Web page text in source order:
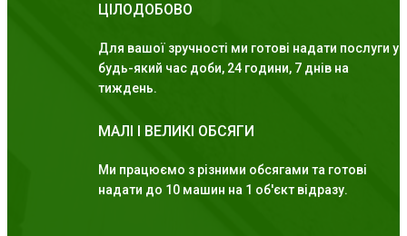
ЦІЛОДОБОВО
Для вашої зручності ми готові надати послуги у
будь-який час доби, 24 години, 7 днів на
тиждень.
МАЛІ І ВЕЛИКІ ОБСЯГИ
Ми працюємо з різними обсягами та готові
надати до 10 машин на 1 об'єкт відразу.